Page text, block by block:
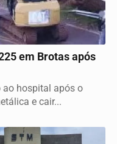
em Brotas após
hospital após o
e cair...